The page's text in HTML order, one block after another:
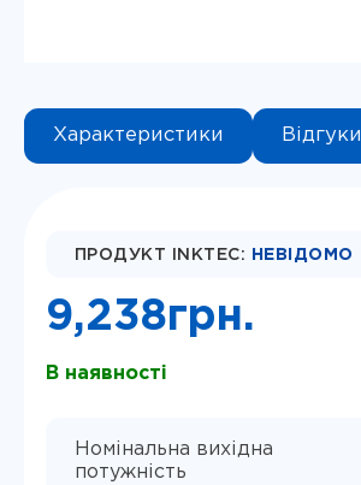
Instagram Telegram
Характеристики Відгуки
ПРОДУКТ INKTEC: НЕВІДОМО
9,238грн.
В наявності
Номінальна вихідна
потужність